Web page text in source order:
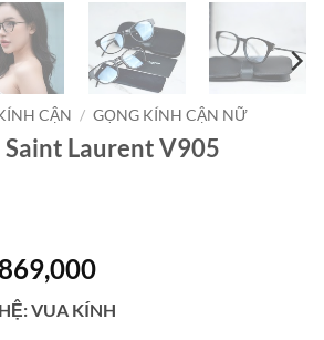
CẬN / GỌNG KÍNH CẬN NỮ
Saint Laurent V905
gốc
869,000Giá
tại
VUA KÍNH